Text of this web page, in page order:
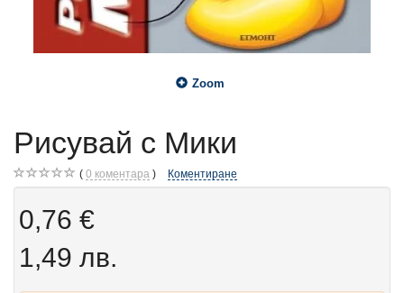
Zoom
Рисувай с Мики
0 коментара Коментиране
0,76 €
1,49 лв.